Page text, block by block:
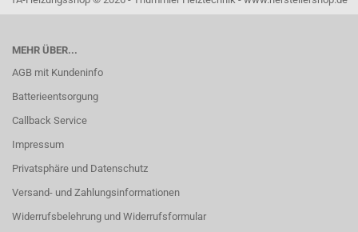
MEHR ÜBER...
AGB mit Kundeninfo
Batterieentsorgung
Callback Service
Impressum
Privatsphäre und Datenschutz
Versand- und Zahlungsinformationen
Widerrufsbelehrung und Widerrufsformular